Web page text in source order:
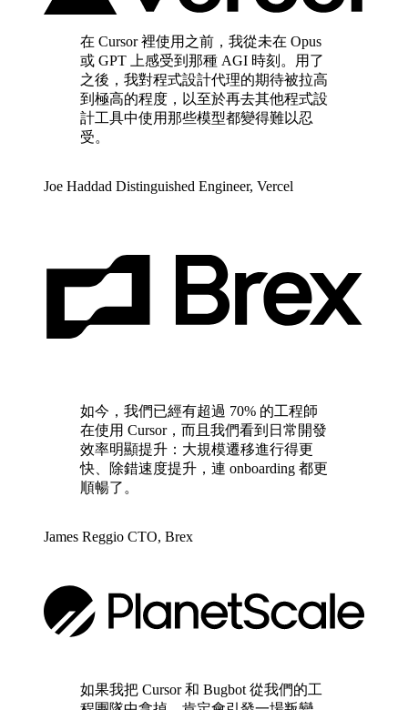
在 Cursor 裡使用之前，我從未在 Opus
或 GPT 上感受到那種 AGI 時刻。用了
之後，我對程式設計代理的期待被拉高
到極高的程度，以至於再去其他程式設
計工具中使用那些模型都變得難以忍
受。
Joe Haddad Distinguished Engineer, Vercel
如今，我們已經有超過 70% 的工程師
在使用 Cursor，而且我們看到日常開發
效率明顯提升：大規模遷移進行得更
快、除錯速度提升，連 onboarding 都更
順暢了。
James Reggio CTO, Brex
如果我把 Cursor 和 Bugbot 從我們的工